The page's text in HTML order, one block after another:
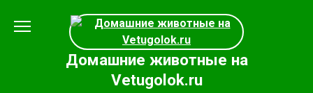
содержанию
Домашние животные на
Vetugolok.ru